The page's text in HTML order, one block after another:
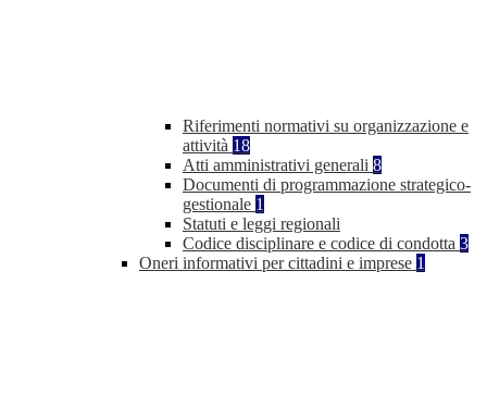
Riferimenti normativi su organizzazione e
attività 18
Atti amministrativi generali 8
Documenti di programmazione strategico-
gestionale 1
Statuti e leggi regionali
Codice disciplinare e codice di condotta 3
Oneri informativi per cittadini e imprese 1